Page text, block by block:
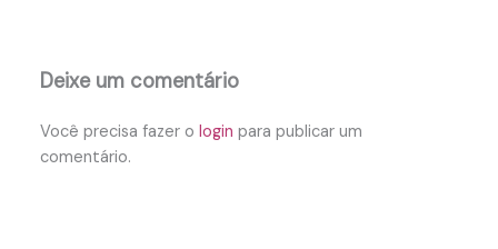
Deixe um comentário
Você precisa fazer ologin para publicar um
comentário.